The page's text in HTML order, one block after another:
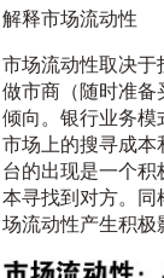
解释市场流动性
市场流动性取决于
做市商（随时准
倾向。银行业务
市场上的搜寻成
台的出现是一个
本寻找到对方。
场流动性产生积极